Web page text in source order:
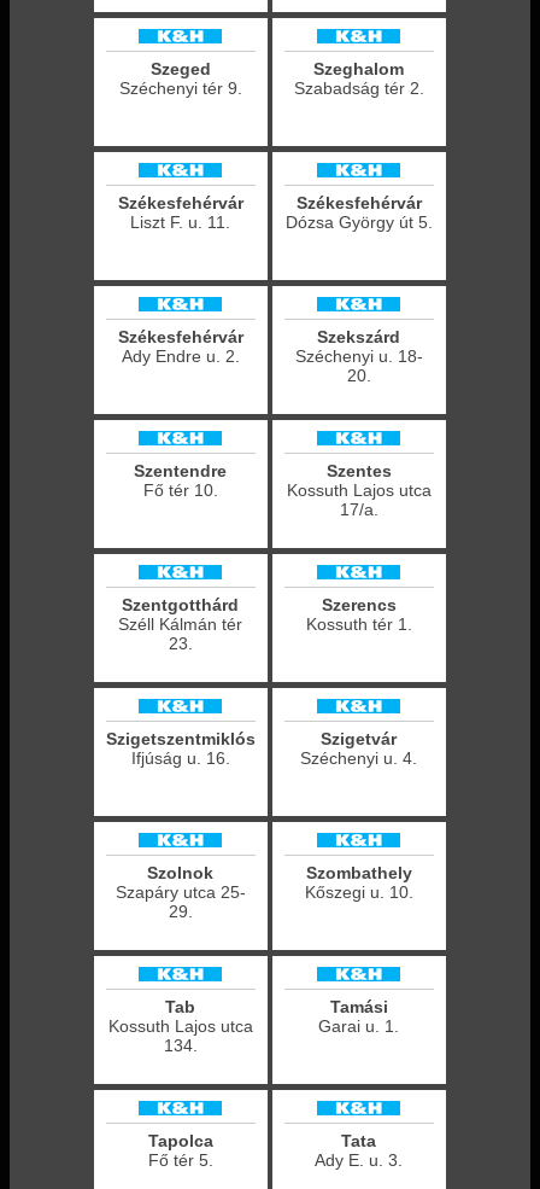
Szeged
Széchenyi tér 9.
Szeghalom
Szabadság tér 2.
Székesfehérvár
Liszt F. u. 11.
Székesfehérvár
Dózsa György út 5.
Székesfehérvár
Ady Endre u. 2.
Szekszárd
Széchenyi u. 18-
20.
Szentendre
Fő tér 10.
Szentes
Kossuth Lajos utca
17/a.
Szentgotthárd
Széll Kálmán tér
23.
Szerencs
Kossuth tér 1.
Szigetszentmiklós
Ifjúság u. 16.
Szigetvár
Széchenyi u. 4.
Szolnok
Szapáry utca 25-
29.
Szombathely
Kőszegi u. 10.
Tab
Kossuth Lajos utca
134.
Tamási
Garai u. 1.
Tapolca
Fő tér 5.
Tata
Ady E. u. 3.